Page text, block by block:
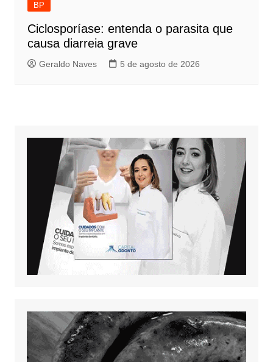
BP
Ciclosporíase: entenda o parasita que
causa diarreia grave
Geraldo Naves 5 de agosto de 2026